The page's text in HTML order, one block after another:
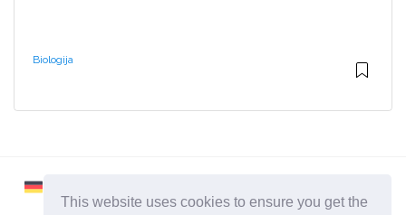
This website uses cookies to ensure you get the
Biologija